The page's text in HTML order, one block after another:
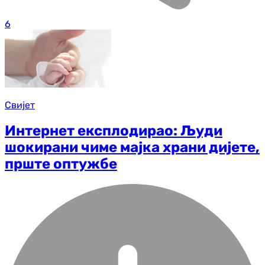
6
Свијет
Интернет експлодирао: Људи
шокирани чиме мајка храни дијете,
прште оптужбе